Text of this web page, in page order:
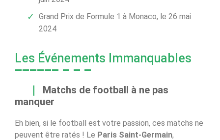
Grand Prix de Formule 1 à Monaco, le 26 mai
2024
Les Événements Immanquables
Matchs de football à ne pas
manquer
Eh bien, si le football est votre passion, ces matchs ne
peuvent être ratés ! Le Paris Saint-Germain,